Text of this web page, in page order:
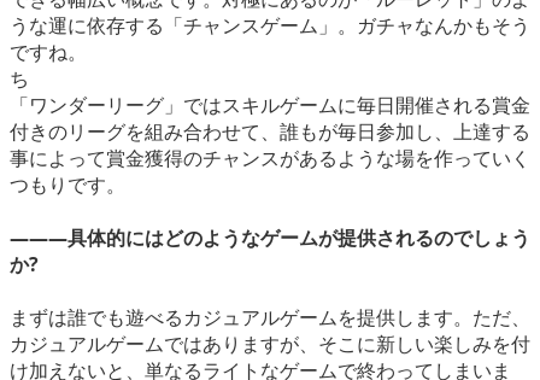
うな運に依存する「チャンスゲーム」。ガチャなんかもそう
ですね。
ち
「ワンダーリーグ」ではスキルゲームに毎日開催される賞金
付きのリーグを組み合わせて、誰もが毎日参加し、上達する
事によって賞金獲得のチャンスがあるような場を作っていく
つもりです。
―――具体的にはどのようなゲームが提供されるのでしょう
か?
まずは誰でも遊べるカジュアルゲームを提供します。ただ、
カジュアルゲームではありますが、そこに新しい楽しみを付
け加えないと、単なるライトなゲームで終わってしまいま